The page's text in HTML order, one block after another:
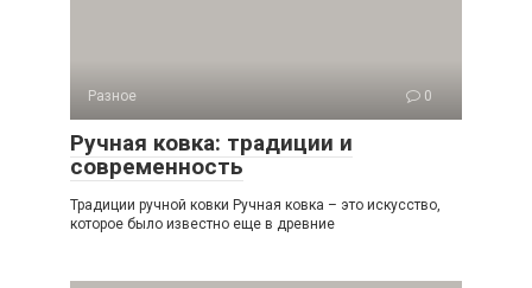
Разное 0
Ручная ковка: традиции и
современность
Традиции ручной ковки Ручная ковка – это искусство,
которое было известно еще в древние